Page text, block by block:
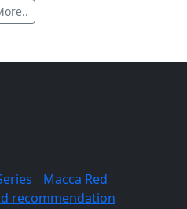
Macca Red
recommendation